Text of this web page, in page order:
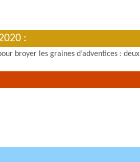
:
broyer les graines d’adventices :